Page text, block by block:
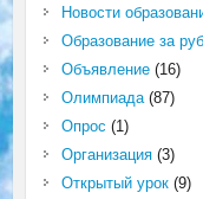
Новости
Образование за
Объявление(16)
Олимпиада(87)
Опрос (1)
Организация(3)
Открытый урок(9)